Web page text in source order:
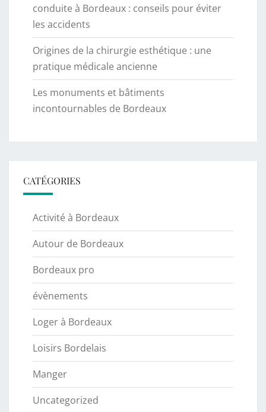
conduite à Bordeaux : conseils pour éviter
les accidents
Origines de la chirurgie esthétique : une
pratique médicale ancienne
Les monuments et bâtiments
incontournables de Bordeaux
CATÉGORIES
Activité à Bordeaux
Autour de Bordeaux
Bordeaux pro
évènements
Loger à Bordeaux
Loisirs Bordelais
Manger
Uncategorized